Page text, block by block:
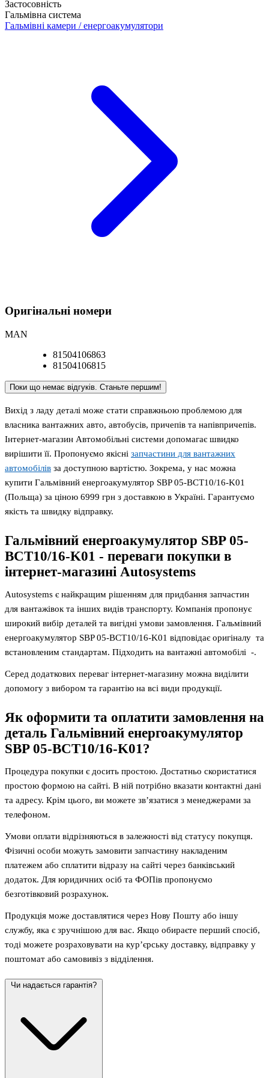
Застосовність
Гальмівна система
Гальмівні камери / енергоакумулятори
Оригінальні номери
MAN
81504106863
81504106815
Поки що немає відгуків. Станьте першим!
Вихід з ладу деталі може стати справжньою проблемою для
власника вантажних авто, автобусів, причепів та напівпричепів.
Інтернет-магазин Автомобільні системи допомагає швидко
вирішити її. Пропонуємо якісні запчастини для вантажних
автомобілів за доступною вартістю. Зокрема, у нас можна
купити Гальмівний енергоакумулятор SBP 05-BCT10/16-K01
(Польща) за ціною 6999 грн з доставкою в Україні. Гарантуємо
якість та швидку відправку.
Гальмівний енергоакумулятор SBP 05-
BCT10/16-K01 - переваги покупки в
інтернет-магазині Autosystems
Autosystems є найкращим рішенням для придбання запчастин
для вантажівок та інших видів транспорту. Компанія пропонує
широкий вибір деталей та вигідні умови замовлення. Гальмівний
енергоакумулятор SBP 05-BCT10/16-K01 відповідає оригіналу та
встановленим стандартам. Підходить на вантажні автомобілі -.
Серед додаткових переваг інтернет-магазину можна виділити
допомогу з вибором та гарантію на всі види продукції.
Як оформити та оплатити замовлення на
деталь Гальмівний енергоакумулятор
SBP 05-BCT10/16-K01?
Процедура покупки є досить простою. Достатньо скористатися
простою формою на сайті. В ній потрібно вказати контактні дані
та адресу. Крім цього, ви можете зв’язатися з менеджерами за
телефоном.
Умови оплати відрізняються в залежності від статусу покупця.
Фізичні особи можуть замовити запчастину накладеним
платежем або сплатити відразу на сайті через банківський
додаток. Для юридичних осіб та ФОПів пропонуємо
безготівковий розрахунок.
Продукція може доставлятися через Нову Пошту або іншу
службу, яка є зручнішою для вас. Якщо обираєте перший спосіб,
тоді можете розраховувати на кур’єрську доставку, відправку у
поштомат або самовивіз з відділення.
Чи надається гарантія?